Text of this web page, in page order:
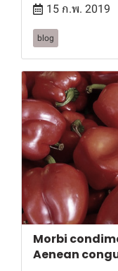
15 ก.พ. 2019
blog
Morbi
Aenean